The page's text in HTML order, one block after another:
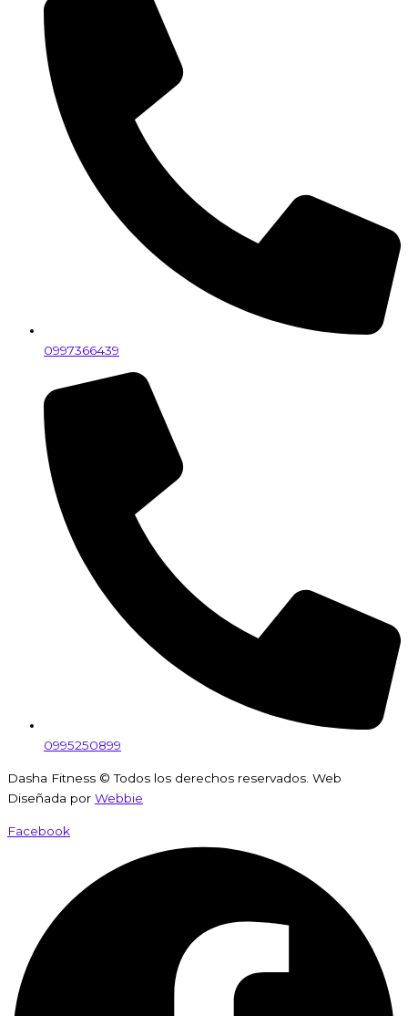
0997366439
0995250899
Dasha Fitness © Todos los derechos reservados. Web
Diseñada por Webbie
Facebook